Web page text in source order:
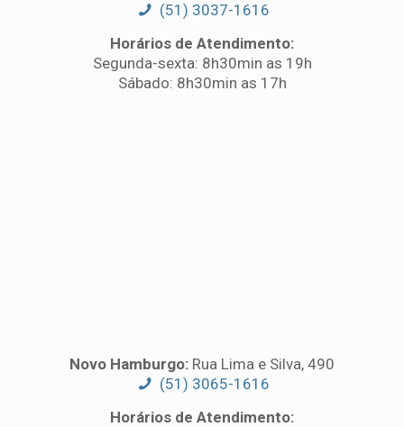
São Leopoldo:Rua
Primeiro de março, 575
(51) 3037-1616
Horários de
(51) 3037-1616
Horários de Atendimento:
Segunda-sexta: 8h30min as 19h
Sábado: 8h30min as 17h
Novo Hamburgo: Rua Lima e Silva, 490
(51) 3065-1616
Horários de Atendimento: